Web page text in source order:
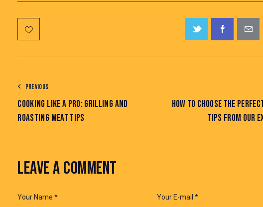
PREVIOUS
COOKING LIKE A PRO: GRILLING AND
ROASTING MEAT TIPS
HOW TO CHOOSE THE
TIPS FROM OUR
LEAVE A COMMENT